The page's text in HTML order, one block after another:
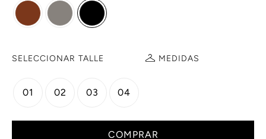
SELECCIONAR TALLE MEDIDAS
01 02 03 04
COMPRAR